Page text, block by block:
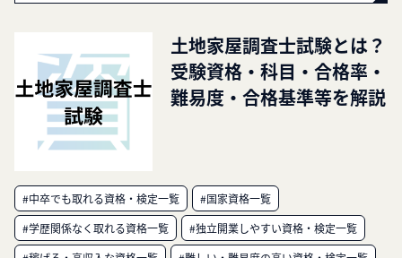
土地家屋調査士試験とは？
受験資格・科目・合格率・
難易度・合格基準等を解説
#中卒でも取れる資格・検定一覧
#国家資格一覧
#学歴関係なく取れる資格一覧
#独立開業しやすい資格・検定一覧